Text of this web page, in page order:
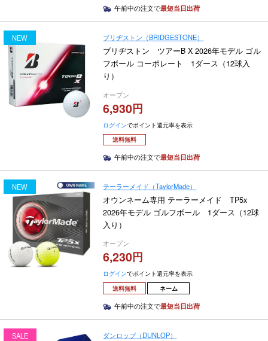
午前中の注文で最短当日出荷
NEW ブリヂストン（BRIDGESTONE）
ブリヂストン ツアーB X 2026年モデル ゴル
フボール コーポレート 1ダース（12球入
り）
オープン
6,930
ログインでポイント還元率を表示
送料無料
午前中の注文で最短当日出荷
NEW テーラーメイド（TaylorMade）
オウンネーム専用 テーラーメイド TP5x
2026年モデル ゴルフボール 1ダース（12球
入り）
オープン
6,230
ログインでポイント還元率を表示
送料無料
ネーム
午前中の注文で最短当日出荷
SALE ダンロップ（DUNLOP）